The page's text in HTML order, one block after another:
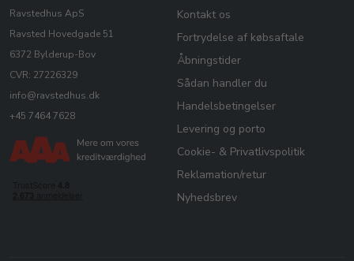
Ravstedhus ApS
Ravsted Hovedgade 51
6372 Bylderup-Bov
CVR: 27226329
info@ravstedhus.dk
+45 7464 7628
Kontakt os
Fortrydelse af købsaftale
Åbningstider
Sådan handler du
Handelsbetingelser
Levering og porto
Cookie- & Privatlivspolitik
Reklamation/retur
Nyhedsbrev